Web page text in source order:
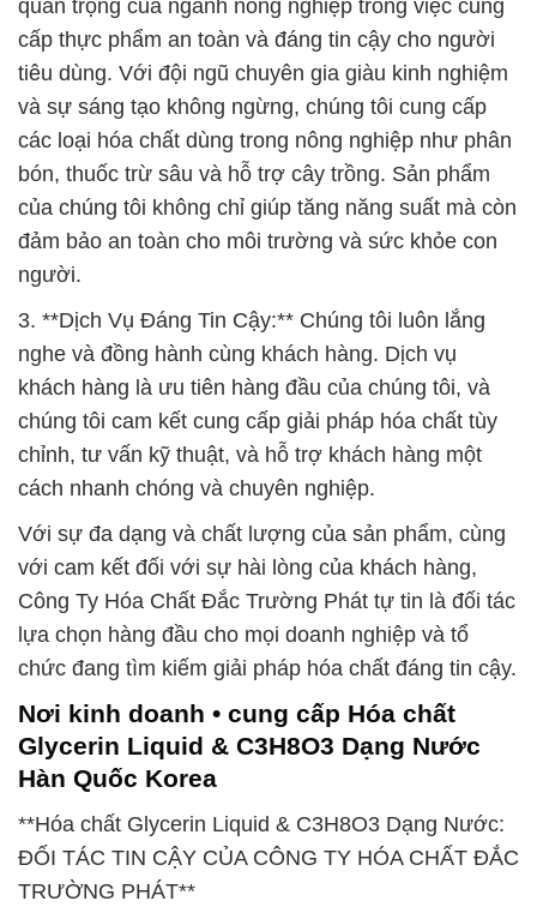
quan trọng của ngành nông nghiệp trong việc cung
cấp thực phẩm an toàn và đáng tin cậy cho người
tiêu dùng. Với đội ngũ chuyên gia giàu kinh nghiệm
và sự sáng tạo không ngừng, chúng tôi cung cấp
các loại hóa chất dùng trong nông nghiệp như phân
bón, thuốc trừ sâu và hỗ trợ cây trồng. Sản phẩm
của chúng tôi không chỉ giúp tăng năng suất mà còn
đảm bảo an toàn cho môi trường và sức khỏe con
người.
3. **Dịch Vụ Đáng Tin Cậy:** Chúng tôi luôn lắng
nghe và đồng hành cùng khách hàng. Dịch vụ
khách hàng là ưu tiên hàng đầu của chúng tôi, và
chúng tôi cam kết cung cấp giải pháp hóa chất tùy
chỉnh, tư vấn kỹ thuật, và hỗ trợ khách hàng một
cách nhanh chóng và chuyên nghiệp.
Với sự đa dạng và chất lượng của sản phẩm, cùng
với cam kết đối với sự hài lòng của khách hàng,
Công Ty Hóa Chất Đắc Trường Phát tự tin là đối tác
lựa chọn hàng đầu cho mọi doanh nghiệp và tổ
chức đang tìm kiếm giải pháp hóa chất đáng tin cậy.
Nơi kinh doanh • cung cấp Hóa chất
Glycerin Liquid & C3H8O3 Dạng Nước
Hàn Quốc Korea
**Hóa chất Glycerin Liquid & C3H8O3 Dạng Nước:
ĐỐI TÁC TIN CẬY CỦA CÔNG TY HÓA CHẤT ĐẮC
TRƯỜNG PHÁT**